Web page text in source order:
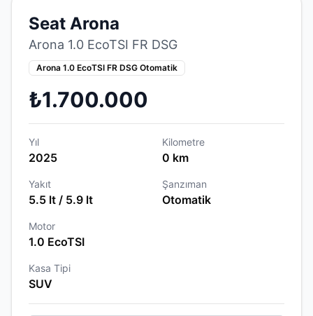
Seat Arona
Arona 1.0 EcoTSI FR DSG
Arona 1.0 EcoTSI FR DSG Otomatik
₺1.700.000
Yıl
2025
Kilometre
0 km
Yakıt
5.5 lt / 5.9 lt
Şanzıman
Otomatik
Motor
1.0 EcoTSI
Kasa Tipi
SUV